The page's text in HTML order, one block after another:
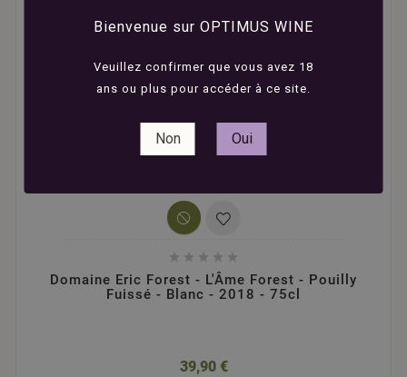
Bienvenue sur OPTIMUS WINE
Veuillez confirmer que vous avez 18
ans ou plus pour accéder à ce site.
Non Oui
    
Domaine Eric Forest - L'Âme Forest - Pouilly
Fuissé - Blanc - 2018 - 75cl
39,90 €